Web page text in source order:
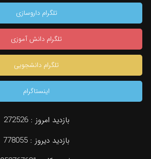
تلگرام داروسازی
تلگرام دانش آموزی
تلگرام دانشجویی
اینستاگرام
بازدید امروز :272526
بازدید دیروز : 778055